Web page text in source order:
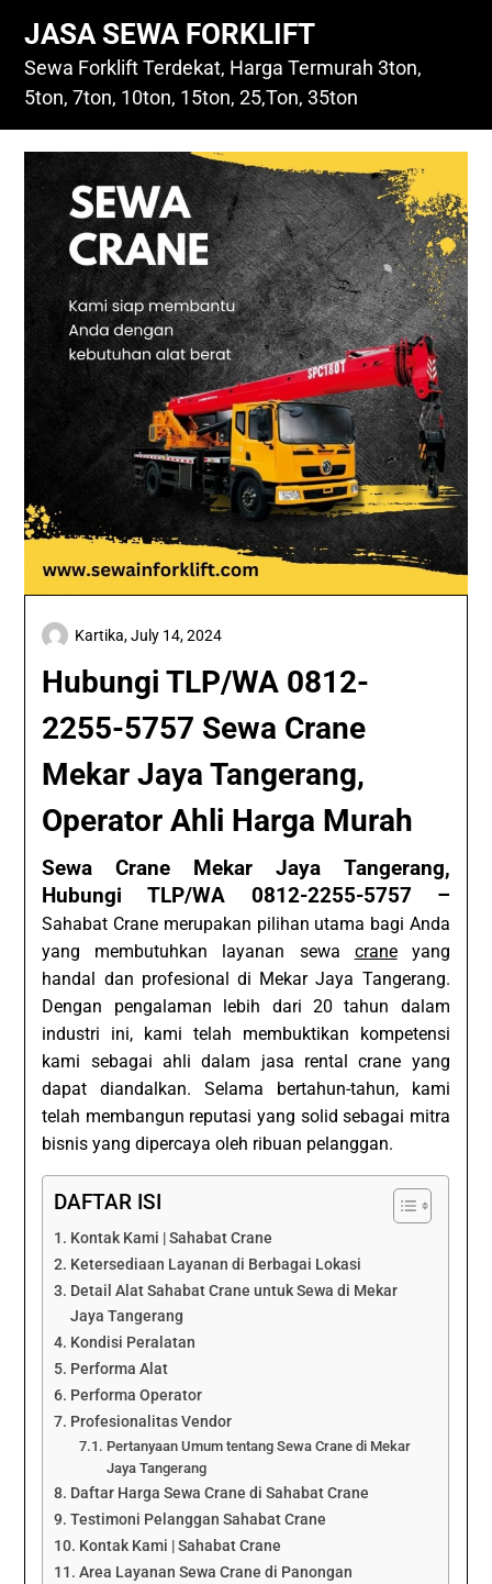
content
JASA SEWA FORKLIFT
Sewa Forklift Terdekat, Harga Termurah 3ton,
5ton, 7ton, 10ton, 15ton, 25,Ton, 35ton
Hubungi TLP/WA 0812-
2255-5757 Sewa Crane
Mekar Jaya Tangerang,
Operator Ahli Harga Murah
Kartika,July 14, 2024
Sewa Crane Mekar Jaya Tangerang,
Hubungi TLP/WA 0812-2255-5757 –
Sahabat Crane merupakan pilihan utama bagi Anda
yang membutuhkan layanan sewa craneyang
handal dan profesional di Mekar Jaya Tangerang.
Dengan pengalaman lebih dari 20 tahun dalam
industri ini, kami telah membuktikan kompetensi
kami sebagai ahli dalam jasa rental crane yang
dapat diandalkan. Selama bertahun-tahun, kami
telah membangun reputasi yang solid sebagai mitra
bisnis yang dipercaya oleh ribuan pelanggan.
DAFTAR ISI
Kontak Kami | Sahabat Crane
Ketersediaan Layanan di Berbagai Lokasi
Detail Alat Sahabat Crane untuk Sewa di Mekar
Jaya Tangerang
Kondisi Peralatan
Performa Alat
Performa Operator
Profesionalitas Vendor
Pertanyaan Umum tentang Sewa Crane di Mekar
Jaya Tangerang
Daftar Harga Sewa Crane di Sahabat Crane
Testimoni Pelanggan Sahabat Crane
Kontak Kami | Sahabat Crane
Area Layanan Sewa Crane di Panongan